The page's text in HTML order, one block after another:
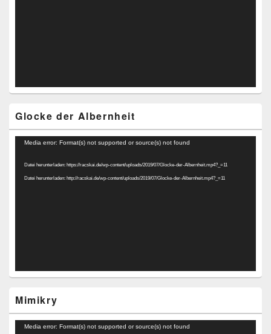
Glocke der Albernheit
Video-
Media error: Format(s) not supported or source(s) not found
Datei herunterladen: https://racskai.de/wp-content/uploads/2019/07/Glocke-der-Albernheit.mp4?_=11
Datei herunterladen: http://racskai.de/wp-content/uploads/2019/07/Glocke-der-Albernheit.mp4?_=11
Mimikry
Video-
Media error: Format(s) not supported or source(s) not found